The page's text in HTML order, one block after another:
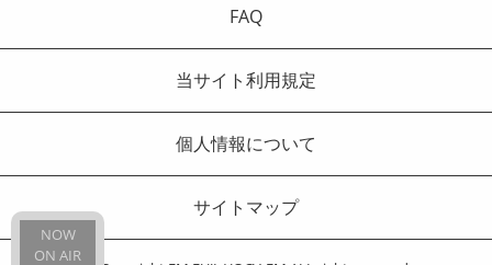
NOW
ON AIR
FAQ
当サイト利用規定
個人情報について
サイトマップ